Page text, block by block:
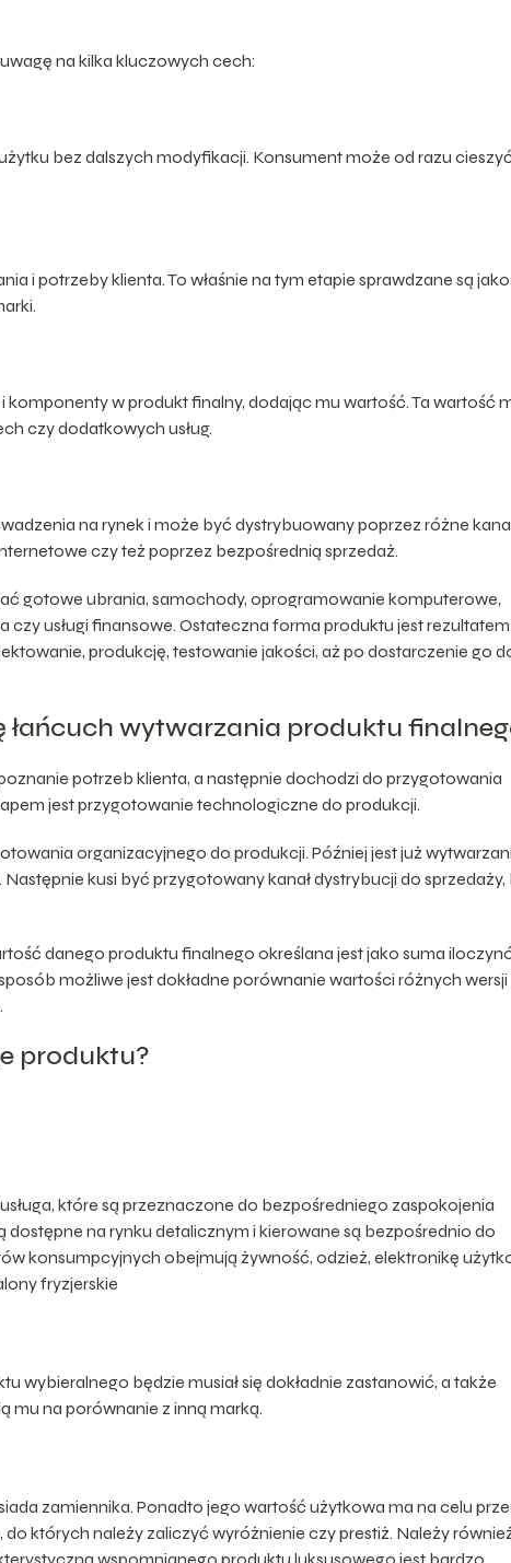
na kilka kluczowych cech:
bez dalszych modyfikacji. Konsument może od razu
i potrzeby klienta. To właśnie na tym etapie sprawdzane są
komponenty w produkt finalny, dodając mu wartość. Ta wartość
czy dodatkowych usług.
na rynek i może być dystrybuowany poprzez różne
czy też poprzez bezpośrednią sprzedaż.
gotowe ubrania, samochody, oprogramowanie komputerowe,
czy usługi finansowe. Ostateczna forma produktu jest rezultatem
produkcję, testowanie jakości, aż po dostarczenie go
łańcuch wytwarzania produktu
potrzeb klienta, a następnie dochodzi do przygotowania
jest przygotowanie technologiczne do produkcji.
organizacyjnego do produkcji. Później jest już
kusi być przygotowany kanał dystrybucji do sprzedaży,
danego produktu finalnego określana jest jako suma
możliwe jest dokładne porównanie wartości różnych wersji
produktu?
które są przeznaczone do bezpośredniego zaspokojenia
na rynku detalicznym i kierowane są bezpośrednio do
konsumpcyjnych obejmują żywność, odzież, elektronikę
fryzjerskie
wybieralnego będzie musiał się dokładnie zastanowić, a także
mu na porównanie z inną marką.
zamiennika. Ponadto jego wartość użytkowa ma na celu
których należy zaliczyć wyróżnienie czy prestiż. Należy